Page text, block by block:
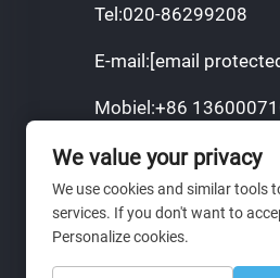
Tel:020-86299208
E-mail: [email
Mobiel:+86
Copyright © 2024
Co., Ltd.
We value your privacy
We use cookies and similar tools
services. If you don't want to
Personalize cookies.